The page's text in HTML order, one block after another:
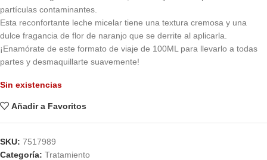
partículas contaminantes.
Esta reconfortante leche micelar tiene una textura cremosa y una
dulce fragancia de flor de naranjo que se derrite al aplicarla.
¡Enamórate de este formato de viaje de 100ML para llevarlo a todas
partes y desmaquillarte suavemente!
Sin existencias
Añadir a Favoritos
SKU: 7517989
Categoría: Tratamiento